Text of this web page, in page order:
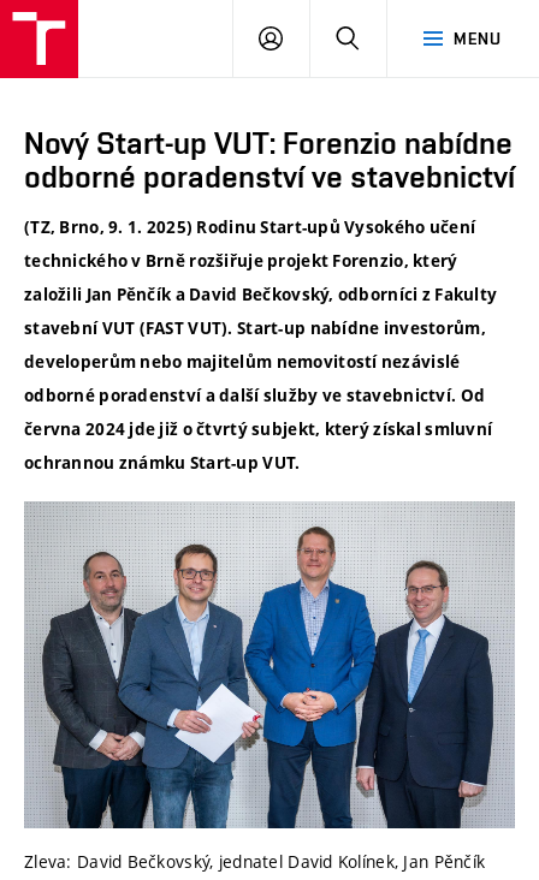
MENU
PŘIHLÁSIT
Nový Start-up VUT: Forenzio nabídne
odborné poradenství ve stavebnictví
(TZ, Brno, 9. 1. 2025) Rodinu Start-upů Vysokého učení
technického v Brně rozšiřuje projekt Forenzio, který
založili Jan Pěnčík a David Bečkovský, odborníci z Fakulty
stavební VUT (FAST VUT). Start-up nabídne investorům,
developerům nebo majitelům nemovitostí nezávislé
odborné poradenství a další služby ve stavebnictví. Od
června 2024 jde již o čtvrtý subjekt, který získal smluvní
ochrannou známku Start-up VUT.
Zleva: David Bečkovský, jednatel David Kolínek, Jan Pěnčík